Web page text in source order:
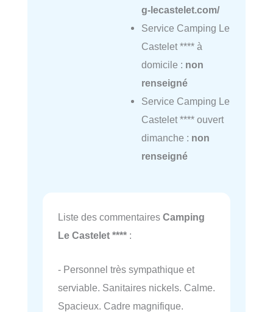
g-lecastelet.com/
Service Camping Le
Castelet **** à
domicile : non
renseigné
Service Camping Le
Castelet **** ouvert
dimanche : non
renseigné
Liste des commentaires Camping
Le Castelet **** :
- Personnel très sympathique et
serviable. Sanitaires nickels. Calme.
Spacieux. Cadre magnifique.